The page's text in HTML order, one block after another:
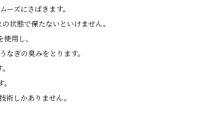
ズにさばきます。
状態で保たないといけません。
用し、
ぎの臭みをとります。
術しかありません。